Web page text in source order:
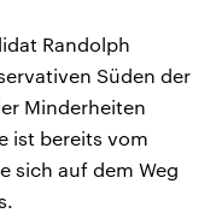
Randolph
Süden der
Minderheiten
ist bereits vom
sich auf dem Weg